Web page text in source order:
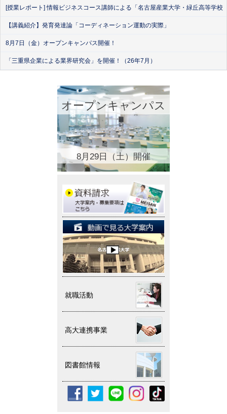
[授業レポート] 情報ビジネスコース講師による「名古屋産業大学・緑丘高等学
【講義紹介】発育発達論「コーディネーション運動の実際」
8月7日（金）オープンキャンパス開催！
「三重県企業による業界研究会」を開催！（26年7月）
オープンキャンパス
8月29日（土）開催
就職活動
高大連携事業
図書館情報